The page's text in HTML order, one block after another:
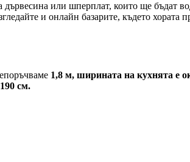
или шперплат, които ще бъдат
и онлайн базарите, където хората
1,8 м, ширината на кухнята е
190 см.